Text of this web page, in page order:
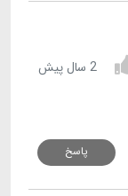
2 سال پیش
پاسخ